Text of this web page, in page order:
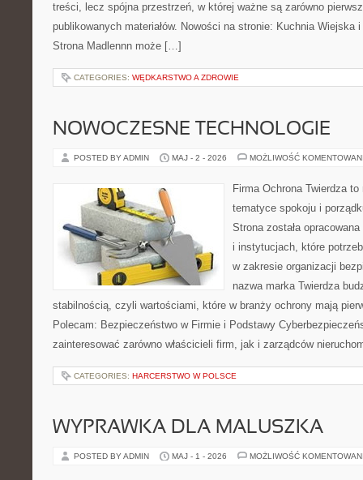
treści, lecz spójna przestrzeń, w której ważne są zarówno
publikowanych materiałów. Nowości na stronie: Kuchnia Wiejska
Strona Madlennn może […]
CATEGORIES: WĘDKARSTWO A ZDROWIE
NOWOCZESNE TECHNOLOGIE
POSTED BY ADMIN MAJ - 2 - 2026 MOŻLIWOŚĆ
Firma Ochrona Twierdza
tematyce spokoju i
Strona została
i instytucjach, które
w zakresie organizacji
nazwa marka Twierdza
stabilnością, czyli wartościami, które w branży ochrony mają
Polecam: Bezpieczeństwo w Firmie i Podstawy
zainteresować zarówno właścicieli firm, jak i zarządców
CATEGORIES: HARCERSTWO W POLSCE
WYPRAWKA DLA MALUSZKA
POSTED BY ADMIN MAJ - 1 - 2026 MOŻLIWOŚĆ